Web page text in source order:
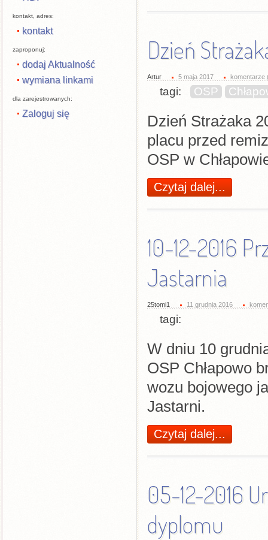
kontakt, adres:
kontakt
zaproponuj:
dodaj Aktualność
wymiana linkami
dla zarejestrowanych:
Zaloguj się
Dzień
Artur 5 maja 2017 komentarze
tagi: OSP
Dzień Strażaka
placu przed
OSP w
Czytaj dalej...
10-12-2016
Jastarnia
25tomi1 11 grudnia 2016
tagi:
W dniu 10
OSP Chłapowo
wozu bojowego
Jastarni.
Czytaj dalej...
05-12-2016
dyplomu